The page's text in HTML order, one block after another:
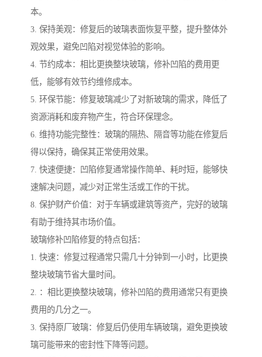
本。
3. 保持美观：修复后的玻璃表面恢复平整，提升整体外
观效果，避免凹陷对视觉体验的影响。
4. 节约成本：相比更换整块玻璃，修补凹陷的费用更
低，能够有效节约维修成本。
5. 环保节能：修复玻璃减少了对新玻璃的需求，降低了
资源消耗和废弃物产生，符合环保理念。
6. 维持功能完整性：玻璃的隔热、隔音等功能在修复后
得以保持，确保其正常使用效果。
7. 快速便捷：凹陷修复通常操作简单、耗时短，能够快
速解决问题，减少对正常生活或工作的干扰。
8. 保护财产价值：对于车辆或建筑等资产，完好的玻璃
有助于维持其市场价值。
玻璃修补凹陷修复的特点包括：
1. 快速：修复过程通常只需几十分钟到一小时，比更换
整块玻璃节省大量时间。
2. ：相比更换整块玻璃，修补凹陷的费用通常只有更换
费用的几分之一。
3. 保持原厂玻璃：修复后仍使用车辆玻璃，避免更换玻
璃可能带来的密封性下降等问题。